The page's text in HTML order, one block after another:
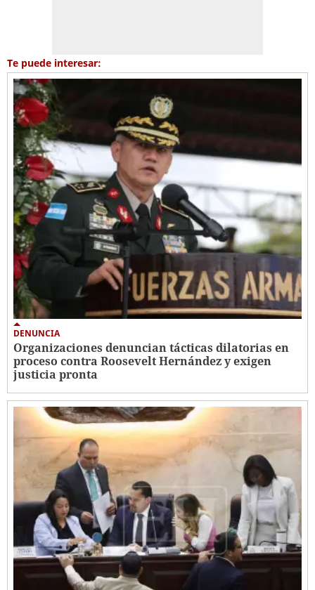
Te puede interesar:
DENUNCIA
Organizaciones denuncian tácticas dilatorias en
proceso contra Roosevelt Hernández y exigen
justicia pronta